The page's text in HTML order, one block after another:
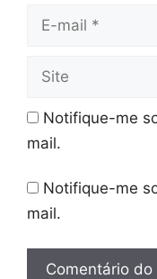
mail
Notifique-me
mail.
Notifique-me
mail.